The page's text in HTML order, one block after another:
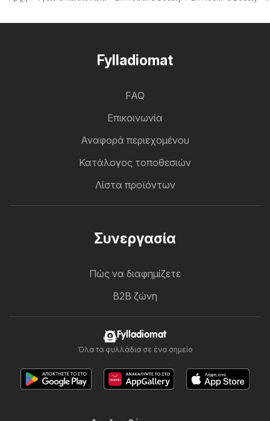
Fylladiomat
FAQ
Επικοινωνία
Αναφορά περιεχομένου
Κατάλογος τοποθεσιών
Λίστα προϊόντων
Συνεργασία
Πώς να διαφημίζετε
B2B ζώνη
Fylladiomat
Όλα τα φυλλάδια σε ένα σημείο